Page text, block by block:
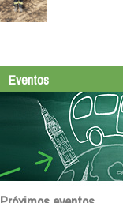
Eventos